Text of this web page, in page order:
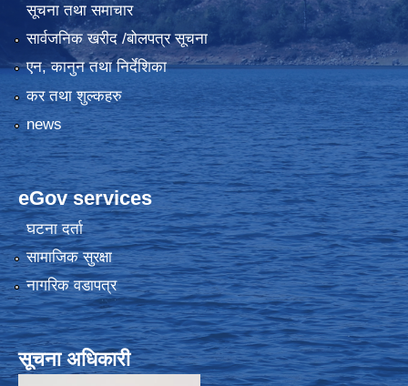
सूचना तथा समाचार
सार्वजनिक खरीद /बोलपत्र सूचना
एन, कानुन तथा निर्देशिका
कर तथा शुल्कहरु
news
eGov services
घटना दर्ता
सामाजिक सुरक्षा
नागरिक वडापत्र
सूचना अधिकारी